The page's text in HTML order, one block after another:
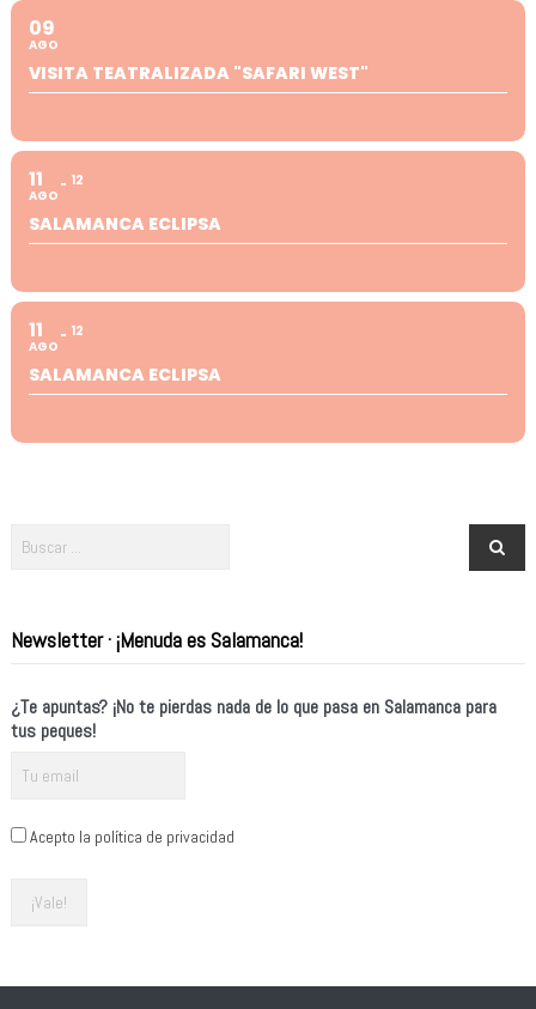
09
AGO
VISITA TEATRALIZADA "SAFARI WEST"
11
AGO
12
SALAMANCA ECLIPSA
11
AGO
12
SALAMANCA ECLIPSA
Newsletter · ¡Menuda es Salamanca!
¿Te apuntas? ¡No te pierdas nada de lo que pasa en Salamanca para
tus peques!
Acepto la política de privacidad